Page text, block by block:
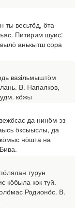
ты весьтӧд, ӧта-
Питирим шуис:
анькытш сора
вазільмыштӧм
В. Напалков,
кӧжы
да нинӧм эз
ӧксыыслы, да
нӧшта на
турун
кӧбыла кок туй.
Родионӧс. В.